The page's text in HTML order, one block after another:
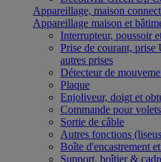
Appareillage, maison
Appareillage maison et
Interrupteur, poussoir
Prise de courant,
autres prises
Détecteur de
Plaque
Enjoliveur, doigt et
Commande pour
Sortie de câble
Autres fonctions
Boîte d'encastrement
Support, boîtier &